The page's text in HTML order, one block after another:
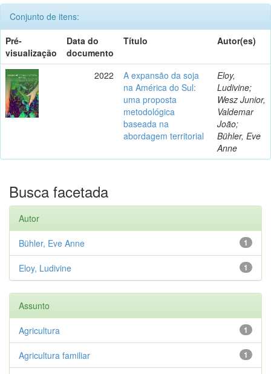
Conjunto de itens:
Pré-
visualização
Data do
documento
Título Autor(es)
2022
A expansão da soja
na América do Sul:
uma proposta
metodológica
baseada na
abordagem territorial
Eloy,
Ludivine;
Wesz Junior,
Valdemar
João;
Bühler, Eve
Anne
Busca facetada
Autor
1
Bühler, Eve Anne
1
Eloy, Ludivine
Assunto
1
Agricultura
1
Agricultura familiar